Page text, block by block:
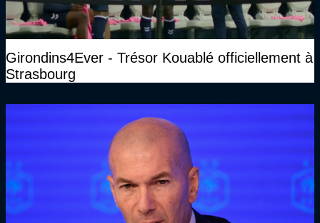
Girondins4Ever - Trésor Kouablé officiellement à
Strasbourg